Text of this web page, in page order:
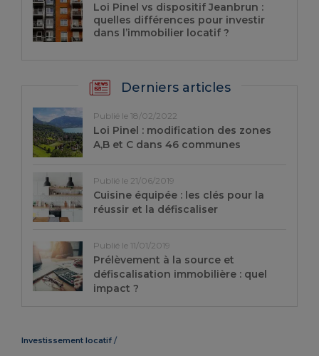
Investissement locatif
Loi Pinel vs dispositif Jeanbrun :
quelles différences pour investir
dans l’immobilier locatif ?
Derniers articles
Publié le 18/02/2022
Loi Pinel : modification des zones
A,B et C dans 46 communes
Publié le 21/06/2019
Cuisine équipée : les clés pour la
réussir et la défiscaliser
Publié le 11/01/2019
Prélèvement à la source et
défiscalisation immobilière : quel
impact ?